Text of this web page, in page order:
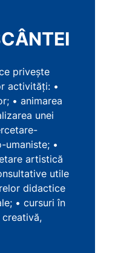
privește
activităţi: •
• animarea
unei
•
artistică
utile
didactice
• cursuri în